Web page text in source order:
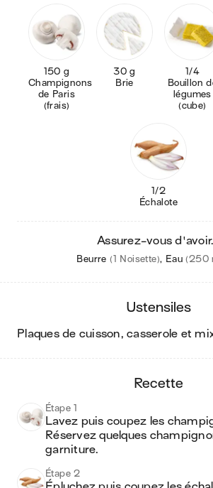
150 g
Champignons
de Paris
(frais)
30 g
Brie
1/4
Bouillon de
légumes
(cube)
1/2
Échalote
Assurez-vous
Beurre (1 Noisette), Eau (250
ustensiles
plaques de cuisson, casserole et
recette
Étape 1
Lavez puis coupez les
Réservez quelques
garniture.
Étape 2